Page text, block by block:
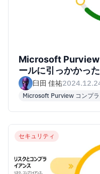
Microsoft Purview
ールに引っかかっ
みた臼田 佳祐
Microsoft Purview コンプ
セキュリティ